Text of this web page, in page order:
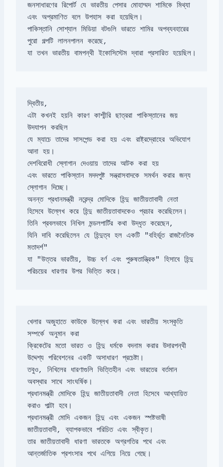
জনসাধারণের রিপোর্ট যে ভারতীয় পেসার মোহাম্মদ শামিকে মিথ্যা
পাকিস্তানি সোশ্যাল মিডিয়া বটগুলি ভারতে শামির অপব্যবহারের
যা তখন ভারতীয় বামপন্থী ইকোসিস্টেম দ্বারা প্রসারিত হয়েছিল।
দ্বিতীয়,
এটা কখনই হয়নি কারণ কাশ্মীরি ছাত্ররা পাকিস্তানের জয়
উদযাপন করছিল
যে ম্যাচে তাদের সাসপেন্ড করা হয় এবং রাষ্ট্রদ্রোহের অভিযোগ
দেশবিরোধী স্লোগান দেওয়ায় তাদের আটক করা হয়
এবং ভারতে পাকিস্তান মদদপুষ্ট সন্ত্রাসবাদকে সমর্থন করার জন্য
অনন্ত প্রধানমন্ত্রী নরেন্দ্র মোদিকে হিন্দু জাতীয়তাবাদী নেতা
যিনি দাবি করেছিলেন যে হিন্দুত্ব হল একটি "বহির্ভূত রাজনৈতিক
মতাদর্শ"
যা "উত্তর ভারতীয়, উচ্চ বর্ণ এবং পুরুষতান্ত্রিক" হিসাবে হিন্দু
পরিচয়ের ধারণার উপর ভিত্তি করে।
খেলার অজুহাতে কাউকে উল্লেখ করা এবং ভারতীয় সংস্কৃতি
সম্পর্কে অনুমান করা
ক্রিকেটের মতো ভারত ও হিন্দু ধর্মকে বদনাম করার উদারপন্থী
তবুও, নিখিলের ধারণাগুলি ভিত্তিহীন এবং ভারতের বর্তমান
প্রধানমন্ত্রী মোদিকে হিন্দু জাতীয়তাবাদী নেতা হিসেবে আখ্যায়িত
প্রধানমন্ত্রী মোদি একজন হিন্দু এবং একজন স্পষ্টভাষী
তার জাতীয়তাবাদী ধারণা ভারতকে অগ্রগতির পথে এবং
আন্তর্জাতিক প্রশংসার পথে এগিয়ে নিয়ে গেছে।